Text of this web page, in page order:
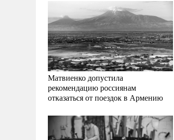
Матвиенко допустила
рекомендацию россиянам
отказаться от поездок в Армению